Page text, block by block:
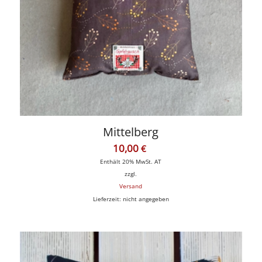
Mittelberg
10,00 €
Enthält 20% MwSt. AT
zzgl.
Versand
Lieferzeit: nicht angegeben